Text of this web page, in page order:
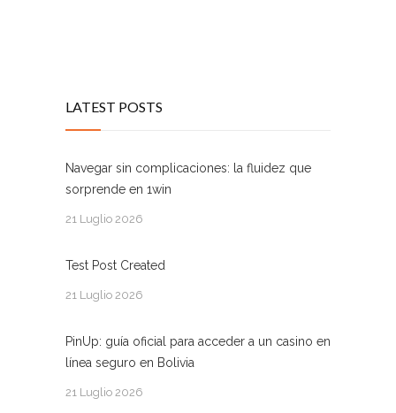
LATEST POSTS
Navegar sin complicaciones: la fluidez que
sorprende en 1win
21 Luglio 2026
Test Post Created
21 Luglio 2026
PinUp: guía oficial para acceder a un casino en
línea seguro en Bolivia
21 Luglio 2026